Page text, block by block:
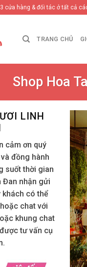
cửa hàng & đối tác ở tất cả
TRANG CHỦ
Shop Hoa
LINH
cảm ơn quý
đồng hành
suốt thời gian
Đan nhận gửi
khách có thể
chat với
khung chat
tư vấn cụ